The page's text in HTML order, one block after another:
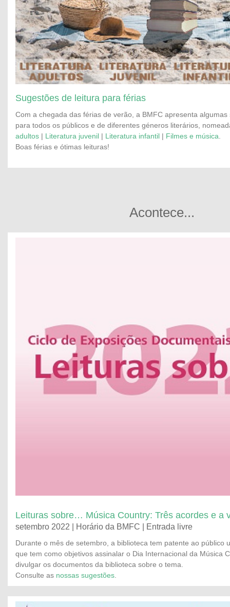
Sugestões de leitura para férias
Com a chegada das férias de verão, a BMFC apresenta
para todos os públicos e de diferentes géneros literários,
adultos | Literatura juvenil | Literatura infantil | Filmes e música
Boas férias e ótimas leituras!
Acontece...
Leituras sobre… Música Country: Três acordes e a
setembro 2022 | Horário da BMFC | Entrada livre
Durante o mês de setembro, a biblioteca tem patente ao público
que tem como objetivos assinalar o Dia Internacional da Música
divulgar os documentos da biblioteca sobre o tema.
Consulte as nossas sugestões